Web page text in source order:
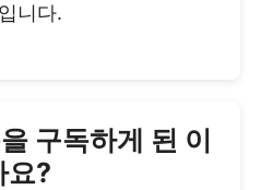
니다.
구독하게 된 이
요?